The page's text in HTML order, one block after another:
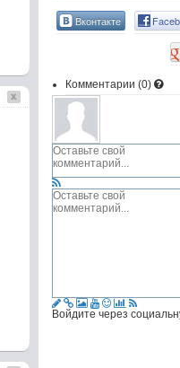
Вконтакте
Комментарии (0)
Войдите через